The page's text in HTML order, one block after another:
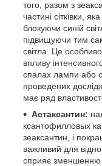
того, разом з
частині сітківки,
блокуючи синій
підвищуючи тим
світла. Це
впливу
спалах лампи або
проведених
має ряд
Астаксантин:
ксантофилловых
зеаксантин, і
важливий для
сприяє зменшенню